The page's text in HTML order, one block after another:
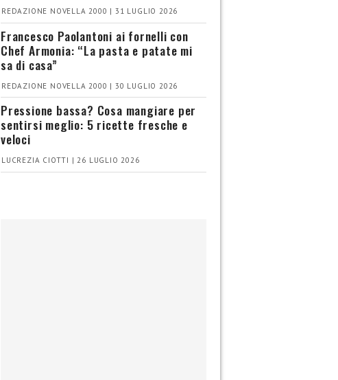
REDAZIONE NOVELLA 2000 | 31 LUGLIO 2026
Francesco Paolantoni ai fornelli con
Chef Armonia: “La pasta e patate mi
sa di casa”
REDAZIONE NOVELLA 2000 | 30 LUGLIO 2026
Pressione bassa? Cosa mangiare per
sentirsi meglio: 5 ricette fresche e
veloci
LUCREZIA CIOTTI | 26 LUGLIO 2026